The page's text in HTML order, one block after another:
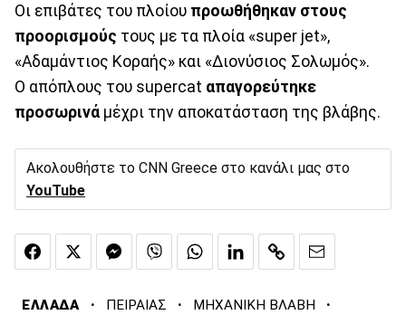
Οι επιβάτες του πλοίου προωθήθηκαν στους
προορισμούς τους με τα πλοία «super jet»,
«Αδαμάντιος Κοραής» και «Διονύσιος Σολωμός».
Ο απόπλους του supercat απαγορεύτηκε
προσωρινά μέχρι την αποκατάσταση της βλάβης.
Ακολουθήστε το CNN Greece στο κανάλι μας στο
YouTube
ΕΛΛΑΔΑ · ΠΕΙΡΑΙΑΣ · ΜΗΧΑΝΙΚΗ ΒΛΑΒΗ ·